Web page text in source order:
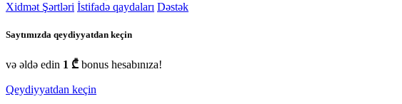
Xidmət Şərtləri İstifadə qaydaları Dəstək
Saytımızda qeydiyyatdan keçin
və əldə edin 1 ₾ bonus hesabınıza!
Qeydiyyatdan keçin